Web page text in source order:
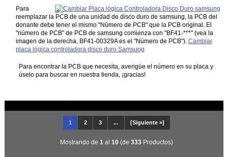
Para
reemplazar la PCB de una unidad de disco duro de samsung, la PCB del
donante debe tener el mismo "Número de PCB" que la PCB original. El
"número de PCB" de PCB de samsung comienza con "BF41-***" (vea la
imagen de la derecha, BF41-00329A es el "Número de PCB"). Cambiar
placa lógica controladora disco duro Samsung
Para encontrar la PCB que necesita, averigüe el número en su placa y
úselo para buscar en nuestra tienda, ¡gracias!
1 2 3 ... [Siguiente »]
Mostrando de 1 al 10 (de 333 Productos)